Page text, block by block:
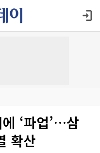
‘파업’…삼
확산